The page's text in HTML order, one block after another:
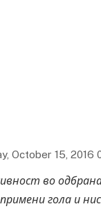
October 15, 2016
во
гола и